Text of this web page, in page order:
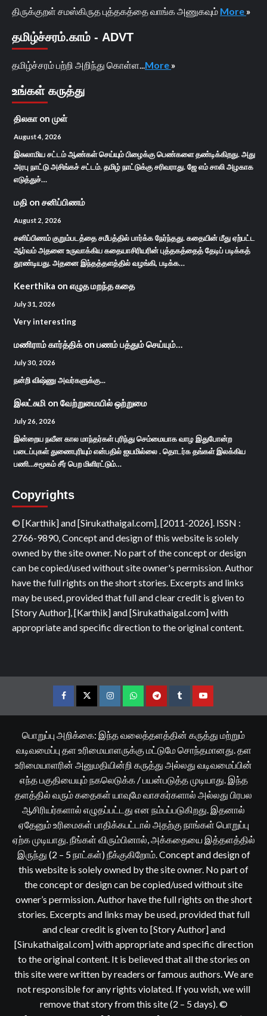
திருக்குறள் சமஸ்கிருத புத்தகத்தை வாங்க அணுகவும் More »
தமிழ்ச்சரம்.காம் - ADVT
தமிழ்ச்சரம் பற்றி அறிந்து கொள்ள... More »
உங்கள் கருத்து
திலகா on முள்
August 4, 2026
இசுலாமிய சட்டம் ஆண்கள் செய்யும் பிழைக்கு பெண்களை தண்டிக்கிறது. அது
அரபு நாட்டு அசிங்கச் சட்டம். தமிழ் நாட்டுக்கு சரிவராது. ஜே எம் சாலி அழகாக
எடுத்துச்…
மதி on சனிப்பிணம்
August 2, 2026
சனிப்பிணம் குறும்படத்தை சமீபத்தில் பார்க்க நேர்ந்தது. கதையின் மீது ஏற்பட்ட
ஆர்வம் அதனை உருவாக்கிய கதையாசிரியரின் புத்தகத்தைத் தேடிப் படிக்கத்
தூண்டியது. அதனை இந்தத்தளத்தில் வழங்கி, படிக்க…
Keerthika on எழுத மறந்த கதை
July 31, 2026
Very interesting
மணிராம் கார்த்திக்on பணம் பத்தும் செய்யும்…
July 30, 2026
நன்றி விஷ்ணு அவர்களுக்கு...
இலட்சுமி on வேற்றுமையில் ஒற்றுமை
July 26, 2026
இன்றைய நவீன கால மாந்தர்கள் புரிந்து செம்மையாக வாழ இதுபோன்ற
படைப்புகள் துணைபுரியும் என்பதில் ஐயமில்லை . தொடர்க தங்கள் இலக்கிய
பணி...சமூகம் சீர் பெற மிளிரட்டும்…
Copyrights
© [Karthik] and [Sirukathaigal.com], [2011-2026]. ISSN :
2766-9890, Concept and design of this website is solely
owned by the site owner. No part of the concept or design
can be copied/used without site owner's permission. Author
have the full rights on the short stories. Excerpts and links
may be used, provided that full and clear credit is given to
[Story Author], [Karthik] and [Sirukathaigal.com] with
appropriate and specific direction to the original content.
FacebookTwitterInstagramWhatsappTelegramTumblrYouTube
பொறுப்பு அறிக்கை: இந்த வலைத்தளத்தின் கருத்து மற்றும்
வடிவமைப்பு தள உரிமையாளருக்கு மட்டுமே சொந்தமானது. தள
உரிமையாளரின் அனுமதியின்றி கருத்து அல்லது வடிவமைப்பின்
எந்த பகுதியையும் நகலெடுக்க / பயன்படுத்த முடியாது. இந்த
தளத்தில் வரும் கதைகள் யாவுமே வாசகர்களால் அல்லது பிரபல
ஆசிரியர்களால் எழுதப்பட்டது என நம்பப்படுகிறது. இதனால்
ஏதேனும் உரிமைகள் பாதிக்கபட்டால் அதற்கு நாங்கள் பொறுப்பு
ஏற்க முடியாது. நீங்கள் விரும்பினால், அக்கதையை இத்தளத்தில்
இருந்து (2 – 5 நாட்கள்) நீக்குகிறோம். Concept and design of
this website is solely owned by the site owner. No part of
the concept or design can be copied/used without site
owner’s permission. Author have the full rights on the short
stories. Excerpts and links may be used, provided that full
and clear credit is given to [Story Author] and
[Sirukathaigal.com] with appropriate and specific direction
to the original content. It is believed that all the stories on
this site were written by readers or famous authors. We are
not responsible for any rights violated. If you wish, we will
remove that story from this site (2 – 5 days). ©